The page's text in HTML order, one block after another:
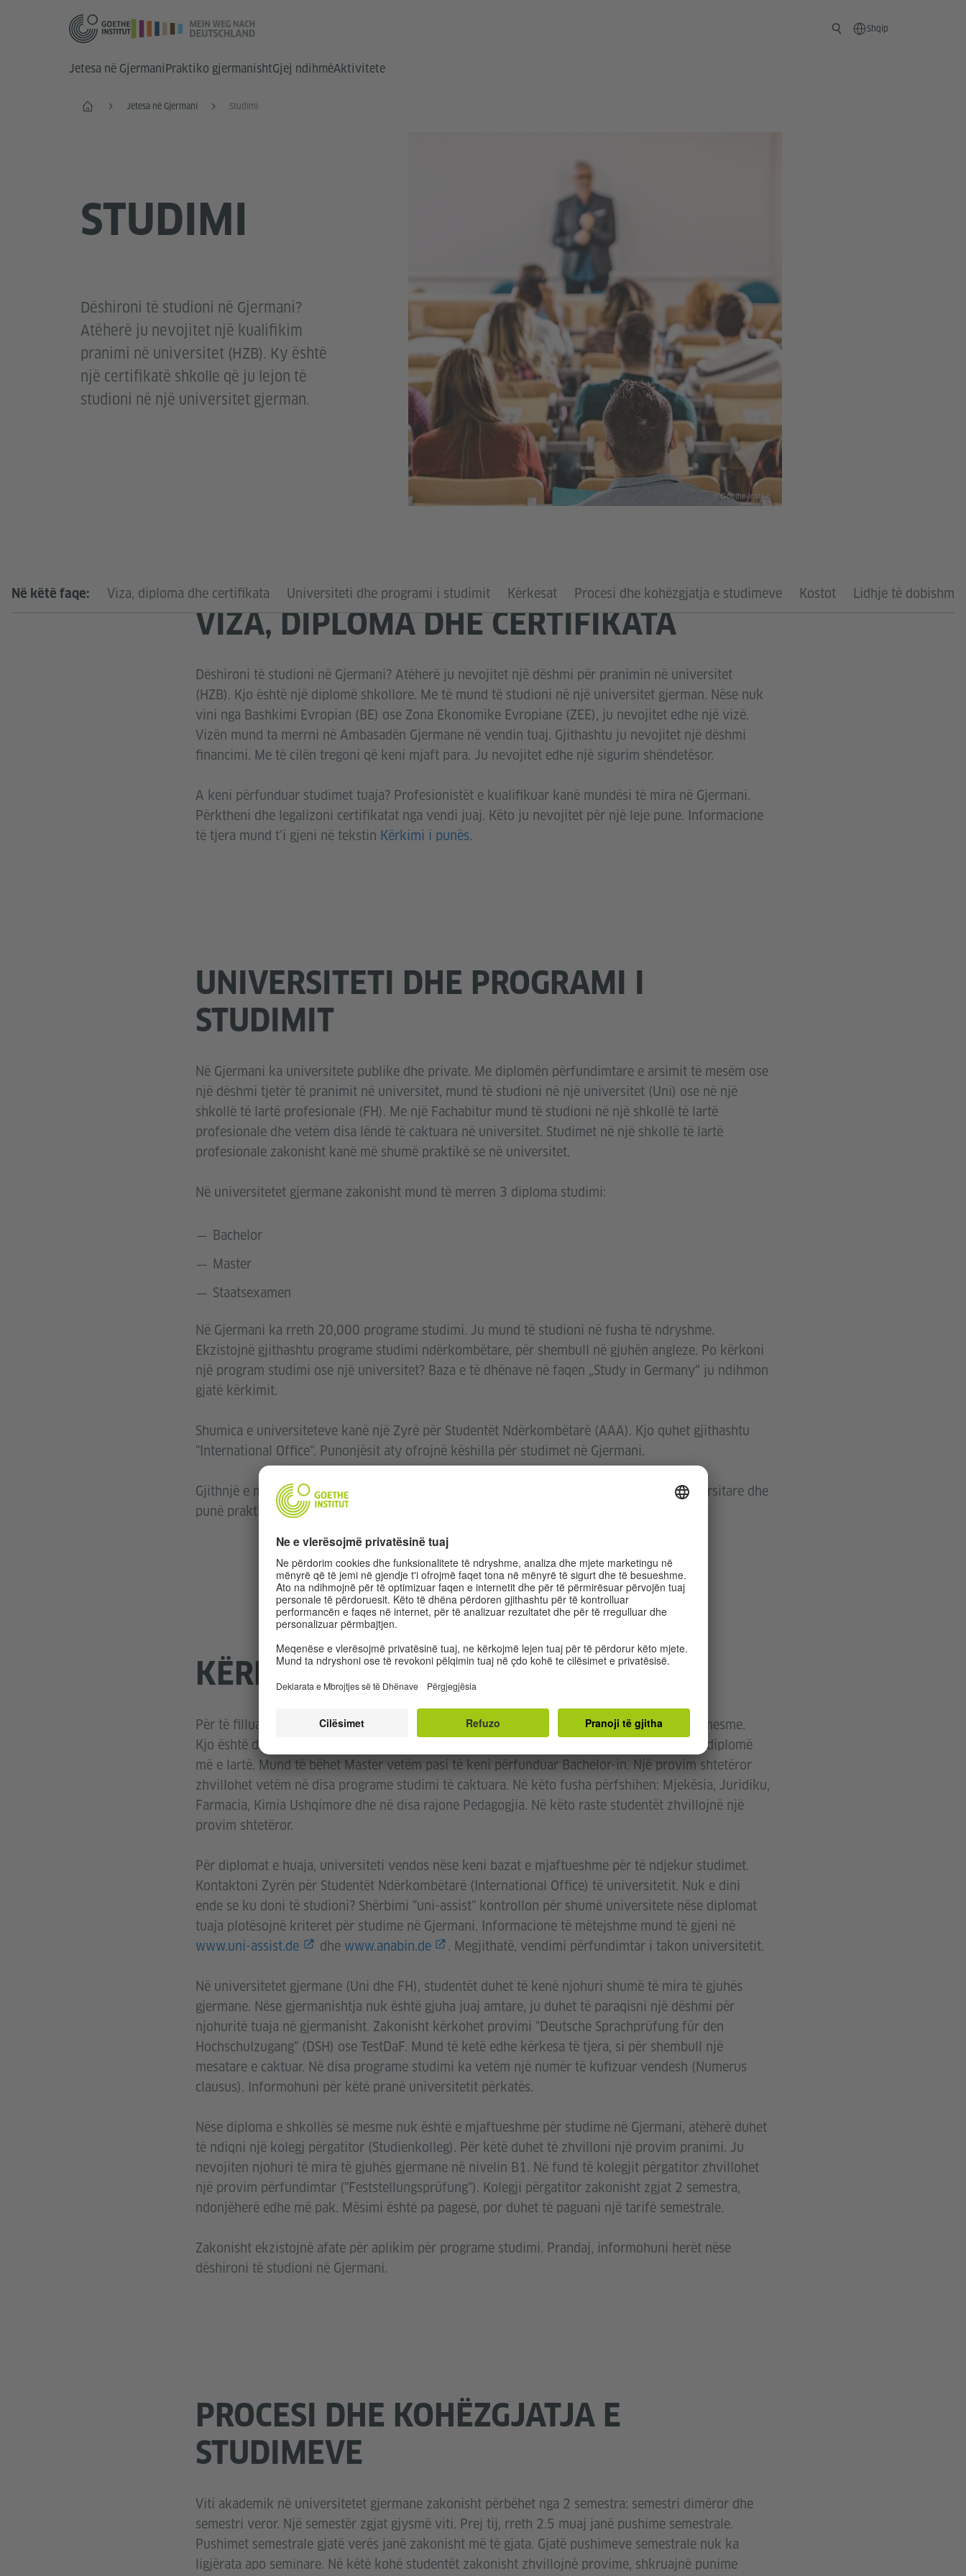
Shqip
Jetesa në GjermaniPraktiko gjermanishtGjej ndihmëAktivitete
Faqja e parëJetesa në Gjermani Studimi
STUDIMI
© Goethe-Institut
Dëshironi të studioni në Gjermani?
Atëherë ju nevojitet një kualifikim
pranimi në universitet (HZB). Ky është
një certifikatë shkolle që ju lejon të
studioni në një universitet gjerman.
Në këtë faqe: Viza, diploma dhe certifikata Universiteti dhe programi i studimit Kërkesat Procesi dhe kohëzgjatja e studimeve Kostot Lidhje të dobishme
VIZA, DIPLOMA DHE CERTIFIKATA
Dëshironi të studioni në Gjermani? Atëherë ju nevojitet një dëshmi për pranimin në universitet
(HZB). Kjo është një diplomë shkollore. Me të mund të studioni në një universitet gjerman. Nëse nuk
vini nga Bashkimi Evropian (BE) ose Zona Ekonomike Evropiane (ZEE), ju nevojitet edhe një vizë.
Vizën mund ta merrni në Ambasadën Gjermane në vendin tuaj. Gjithashtu ju nevojitet një dëshmi
financimi. Me të cilën tregoni që keni mjaft para. Ju nevojitet edhe një sigurim shëndetësor.
A keni përfunduar studimet tuaja? Profesionistët e kualifikuar kanë mundësi të mira në Gjermani.
Përktheni dhe legalizoni certifikatat nga vendi juaj. Këto ju nevojitet për një leje pune. Informacione
të tjera mund t’i gjeni në tekstin Kërkimi i punës.
UNIVERSITETI DHE PROGRAMI I
STUDIMIT
Në Gjermani ka universitete publike dhe private. Me diplomën përfundimtare e arsimit të mesëm ose
një dëshmi tjetër të pranimit në universitet, mund të studioni në një universitet (Uni) ose në një
shkollë të lartë profesionale (FH). Me një Fachabitur mund të studioni në një shkollë të lartë
profesionale dhe vetëm disa lëndë të caktuara në universitet. Studimet në një shkollë të lartë
profesionale zakonisht kanë më shumë praktikë se në universitet.
Në universitetet gjermane zakonisht mund të merren 3 diploma studimi:
Bachelor
Master
Staatsexamen
Në Gjermani ka rreth 20,000 programe studimi. Ju mund të studioni në fusha të ndryshme.
Ekzistojnë gjithashtu programe studimi ndërkombëtare, për shembull në gjuhën angleze. Po kërkoni
një program studimi ose një universitet? Baza e të dhënave në faqen „Study in Germany“ ju ndihmon
gjatë kërkimit.
Shumica e universiteteve kanë një Zyrë për Studentët Ndërkombëtarë (AAA). Kjo quhet gjithashtu
"International Office". Punonjësit aty ofrojnë këshilla për studimet në Gjermani.
Gjithnjë e më shumë ka programe studimi duale. Një program dual përfshin studime universitare dhe
punë praktike në një kompani. Atëherë do të merrni pagë nga kompania.
KËRKESAT
Për të filluar studimet Bachelor, zakonisht nevojitet diploma e përfundimit të shkollës së mesme.
Kjo është dëshmia e maturës së përgjithshme ose e maturës teknike. Një Master është një diplomë
më e lartë. Mund të bëhet Master vetëm pasi të keni përfunduar Bachelor-in. Një provim shtetëror
zhvillohet vetëm në disa programe studimi të caktuara. Në këto fusha përfshihen: Mjekësia, Juridiku,
Farmacia, Kimia Ushqimore dhe në disa rajone Pedagogjia. Në këto raste studentët zhvillojnë një
provim shtetëror.
Për diplomat e huaja, universiteti vendos nëse keni bazat e mjaftueshme për të ndjekur studimet.
Kontaktoni Zyrën për Studentët Ndërkombëtarë (International Office) të universitetit. Nuk e dini
ende se ku doni të studioni? Shërbimi "uni-assist" kontrollon për shumë universitete nëse diplomat
tuaja plotësojnë kriteret për studime në Gjermani. Informacione të mëtejshme mund të gjeni në
www.uni-assist.de
dhe www.anabin.de . Megjithatë, vendimi përfundimtar i takon universitetit.
Në universitetet gjermane (Uni dhe FH), studentët duhet të kenë njohuri shumë të mira të gjuhës
gjermane. Nëse gjermanishtja nuk është gjuha juaj amtare, ju duhet të paraqisni një dëshmi për
njohuritë tuaja në gjermanisht. Zakonisht kërkohet provimi "Deutsche Sprachprüfung für den
Hochschulzugang" (DSH) ose TestDaF. Mund të ketë edhe kërkesa të tjera, si për shembull një
mesatare e caktuar. Në disa programe studimi ka vetëm një numër të kufizuar vendesh (Numerus
clausus). Informohuni për këtë pranë universitetit përkatës.
Nëse diploma e shkollës së mesme nuk është e mjaftueshme për studime në Gjermani, atëherë duhet
të ndiqni një kolegj përgatitor (Studienkolleg). Për këtë duhet të zhvilloni një provim pranimi. Ju
nevojiten njohuri të mira të gjuhës gjermane në nivelin B1. Në fund të kolegjit përgatitor zhvillohet
një provim përfundimtar ("Feststellungsprüfung"). Kolegji përgatitor zakonisht zgjat 2 semestra,
ndonjëherë edhe më pak. Mësimi është pa pagesë, por duhet të paguani një tarifë semestrale.
Zakonisht ekzistojnë afate për aplikim për programe studimi. Prandaj, informohuni herët nëse
dëshironi të studioni në Gjermani.
PROCESI DHE KOHËZGJATJA E
STUDIMEVE
Viti akademik në universitetet gjermane zakonisht përbëhet nga 2 semestra: semestri dimëror dhe
semestri veror. Një semestër zgjat gjysmë viti. Prej tij, rreth 2.5 muaj janë pushime semestrale.
Pushimet semestrale gjatë verës janë zakonisht më të gjata. Gjatë pushimeve semestrale nuk ka
ligjërata apo seminare. Në këtë kohë studentët zakonisht zhvillojnë provime, shkruajnë punime